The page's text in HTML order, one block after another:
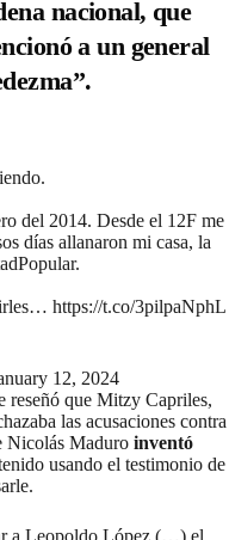
nacional, que
a un general
del 2014. Desde el 12F me
días allanaron mi casa, la
.
https://t.co/3pilpaNphL
12, 2024
reseñó que Mitzy Capriles,
las acusaciones contra
Nicolás Maduro inventó
usando el testimonio de
a Leopoldo López (…) el